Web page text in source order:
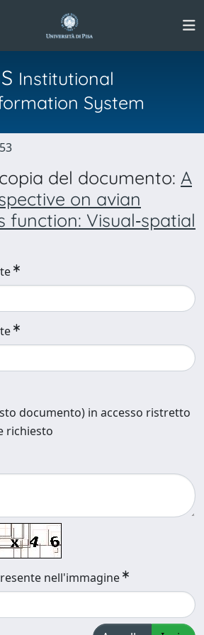
Institutional
System
del documento: A
on avian
function: Visual‑spatial
documento) in accesso ristretto
richiesto
nell'immagine